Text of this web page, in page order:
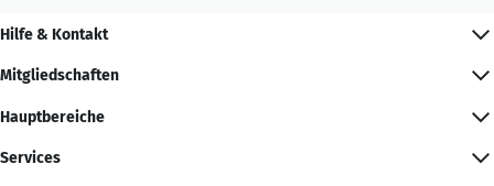
Hilfe & Kontakt
Mitgliedschaften
Hauptbereiche
Services